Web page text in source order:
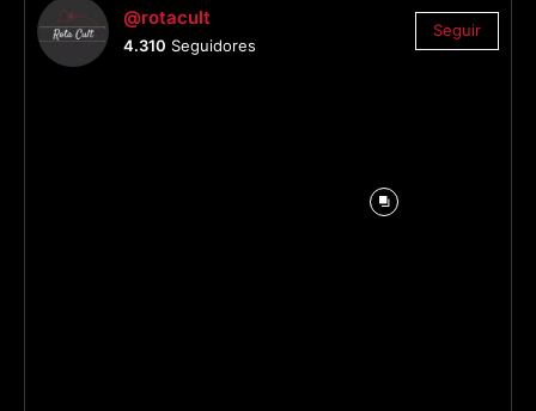
@rotacult
4.310 Seguidores
Seguir